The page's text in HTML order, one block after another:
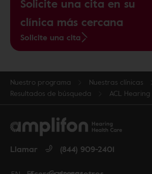
clínica más cercana
Solicite una cita
Nuestro programa
Nuestras clínicas
Resultados de búsqueda
ACL Hearing
Llamar (844) 909-2401